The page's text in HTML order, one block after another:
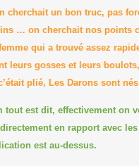
cherchait un bon truc, pas
… on cherchait nos points
qui a trouvé assez
leurs gosses et leurs
plié, Les Darons sont
tout est dit, effectivement on
en rapport avec
est au-dessus.